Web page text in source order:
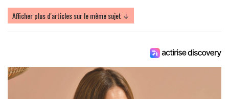
Afficher plus d'articles sur le même sujet ↓